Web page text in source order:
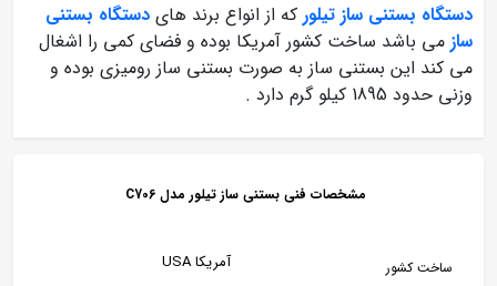
دستگاه بستنی ساز تیلور که از انواع برند های دستگاه بستنی
ساز می باشد ساخت کشور آمریکا بوده و فضای کمی را اشغال
می کند این بستنی ساز به صورت بستنی ساز رومیزی بوده و
وزنی حدود 1895 کیلو گرم دارد .
مشخصات فنی بستنی ساز تیلور مدل C706
ساخت کشور آمریکا USA